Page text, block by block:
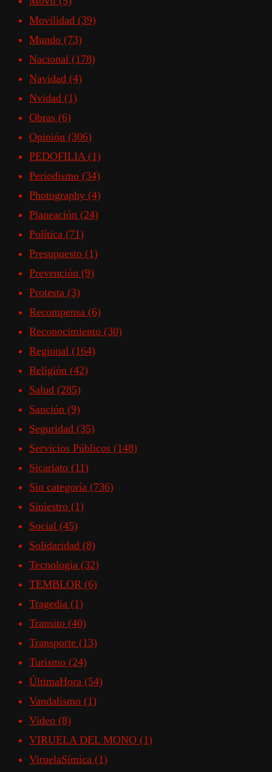
Movilidad (39)
Mundo (73)
Nacional (178)
Navidad (4)
Nvidad (1)
Obras (6)
Opinión (306)
PEDOFILIA (1)
Periodismo (34)
Photography (4)
Planeación (24)
Política (71)
Presupuesto (1)
Prevención (9)
Protesta (3)
Recompensa (6)
Reconocimiento (30)
Regional (164)
Religión (42)
Salud (285)
Sanción (9)
Seguridad (35)
Servicios Públicos (148)
Sicariato (11)
Sin categoría (736)
Siniestro (1)
Social (45)
Solidaridad (8)
Tecnologia (32)
TEMBLOR (6)
Tragedia (1)
Transito (40)
Transporte (13)
Turismo (24)
ÚltimaHora (54)
Vandalismo (1)
Video (8)
VIRUELA DEL MONO (1)
ViruelaSímica (1)